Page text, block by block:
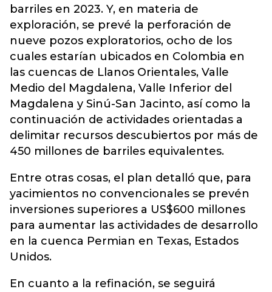
barriles en 2023. Y, en materia de
exploración, se prevé la perforación de
nueve pozos exploratorios, ocho de los
cuales estarían ubicados en Colombia en
las cuencas de Llanos Orientales, Valle
Medio del Magdalena, Valle Inferior del
Magdalena y Sinú-San Jacinto, así como la
continuación de actividades orientadas a
delimitar recursos descubiertos por más de
450 millones de barriles equivalentes.
Entre otras cosas, el plan detalló que, para
yacimientos no convencionales se prevén
inversiones superiores a US$600 millones
para aumentar las actividades de desarrollo
en la cuenca Permian en Texas, Estados
Unidos.
En cuanto a la refinación, se seguirá